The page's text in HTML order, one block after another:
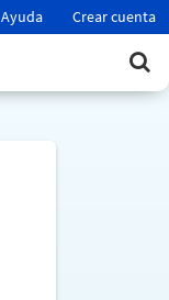
Ayuda Crear cuenta